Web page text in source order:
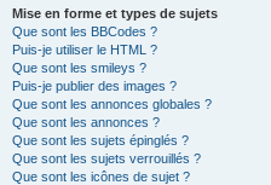
Mise en forme et types de sujets
Que sont les BBCodes ?
Puis-je utiliser le HTML ?
Que sont les smileys ?
Puis-je publier des images ?
Que sont les annonces globales ?
Que sont les annonces ?
Que sont les sujets épinglés ?
Que sont les sujets verrouillés ?
Que sont les icônes de sujet ?